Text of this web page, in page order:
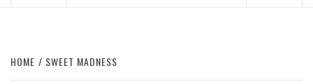
HOME SWEET MADNESS